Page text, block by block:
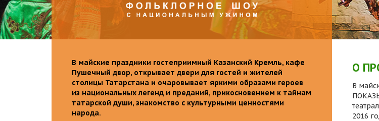
В майские праздники гостеприимный Казанский Кремль, кафе
Пушечный двор, открывает двери для гостей и жителей
столицы Татарстана и очаровывает яркими образами героев
из национальных легенд и преданий, прикосновением к тайнам
татарской души, знакомство с культурными ценностями
народа.
О
В
2016